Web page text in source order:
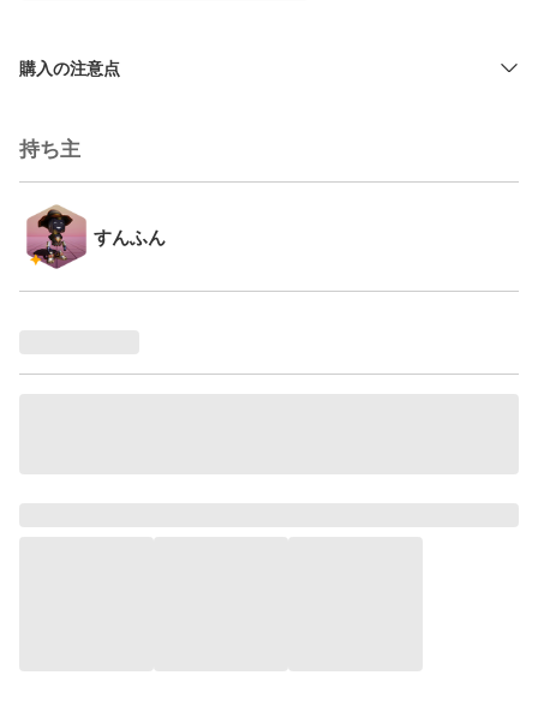
購入の注意点
持ち主
すんふん